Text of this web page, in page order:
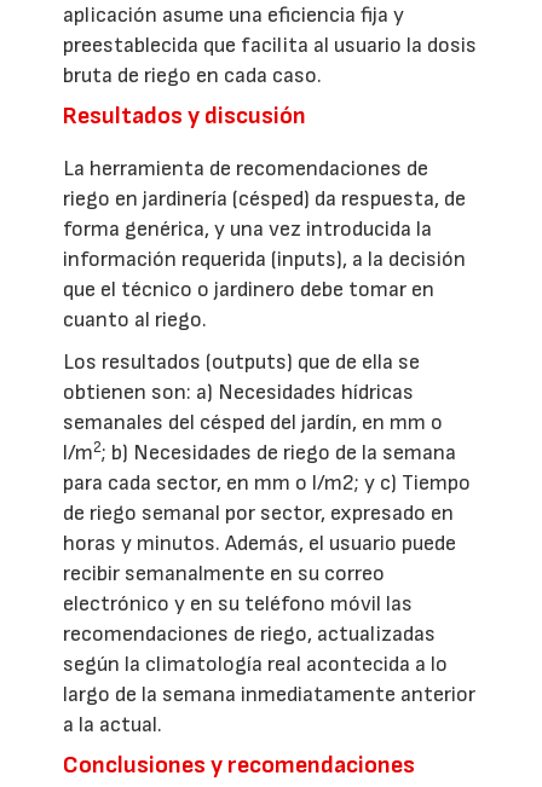
aplicación asume una eficiencia fija y
preestablecida que facilita al usuario la dosis
bruta de riego en cada caso.
Resultados y discusión
La herramienta de recomendaciones de
riego en jardinería (césped) da respuesta, de
forma genérica, y una vez introducida la
información requerida (inputs), a la decisión
que el técnico o jardinero debe tomar en
cuanto al riego.
Los resultados (outputs) que de ella se
obtienen son: a) Necesidades hídricas
semanales del césped del jardín, en mm o
l/m2; b) Necesidades de riego de la semana
para cada sector, en mm o l/m2; y c) Tiempo
de riego semanal por sector, expresado en
horas y minutos. Además, el usuario puede
recibir semanalmente en su correo
electrónico y en su teléfono móvil las
recomendaciones de riego, actualizadas
según la climatología real acontecida a lo
largo de la semana inmediatamente anterior
a la actual.
Conclusiones y recomendaciones